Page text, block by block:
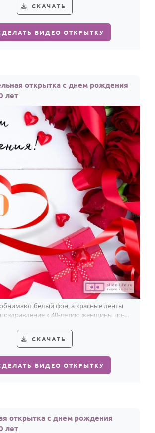
СКАЧАТЬ
ВИДЕО ОТКРЫТКУ
открытка с днем рождения
лет
белый фон, а красные ленты
к 40-летию женщины по-
СКАЧАТЬ
ВИДЕО ОТКРЫТКУ
открытка с днем рождения
лет